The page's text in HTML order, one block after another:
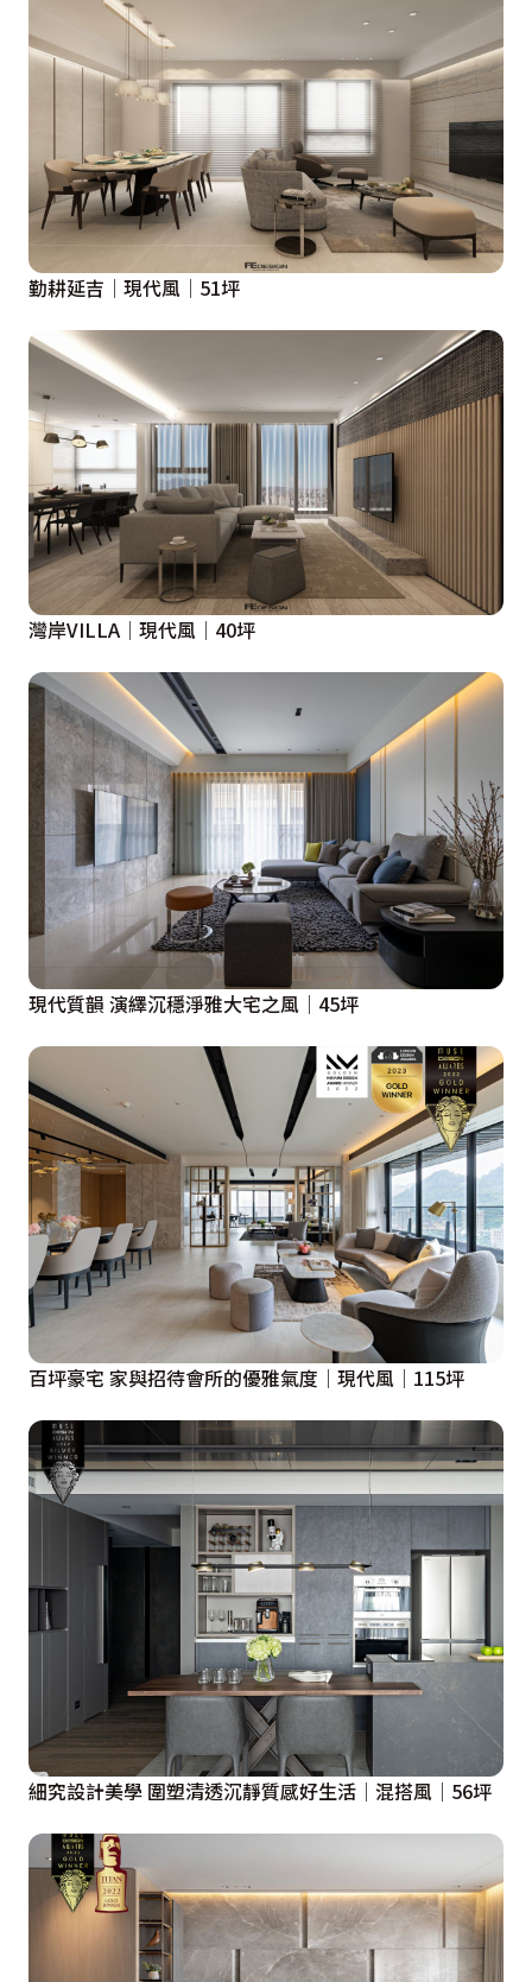
勤耕延吉│現代風│51坪
灣岸VILLA│現代風│40坪
現代質韻 演繹沉穩淨雅大宅之風│45坪
百坪豪宅 家與招待會所的優雅氣度│現代風│115坪
細究設計美學 圍塑清透沉靜質感好生活│混搭風│56坪